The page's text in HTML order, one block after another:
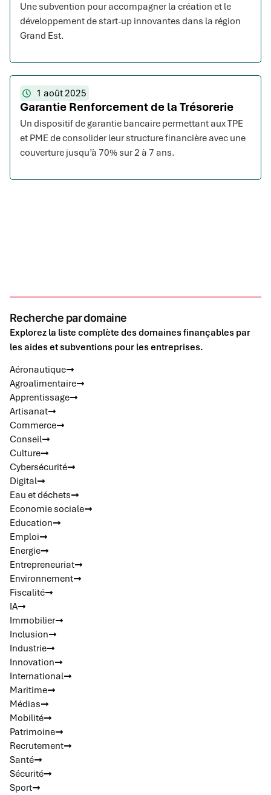
Une subvention pour accompagner la création et le
développement de start-up innovantes dans la région
Grand Est.
1 août 2025
Garantie Renforcement de la Trésorerie
Un dispositif de garantie bancaire permettant aux TPE
et PME de consolider leur structure financière avec une
couverture jusqu’à 70% sur 2 à 7 ans.
Recherche par domaine
Explorez la liste complète des domaines finançables par
les aides et subventions pour les entreprises.
Aéronautique
Agroalimentaire
Apprentissage
Artisanat
Commerce
Conseil
Culture
Cybersécurité
Digital
Eau et déchets
Economie sociale
Education
Emploi
Energie
Entrepreneuriat
Environnement
Fiscalité
IA
Immobilier
Inclusion
Industrie
Innovation
International
Maritime
Médias
Mobilité
Patrimoine
Recrutement
Santé
Sécurité
Sport